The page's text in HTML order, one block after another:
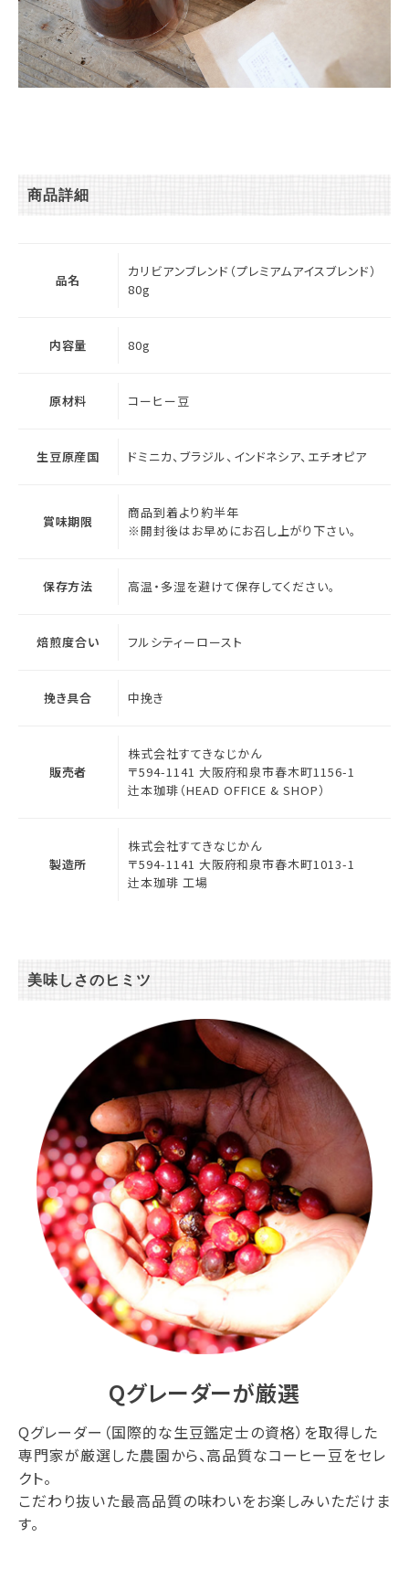
商品詳細
品名
カリビアンブレンド（プレミアムアイスブレンド）
80g
内容量 80g
原材料 コーヒー豆
生豆原産国 ドミニカ、ブラジル、インドネシア、エチオピア
賞味期限
商品到着より約半年
※開封後はお早めにお召し上がり下さい。
保存方法 高温・多湿を避けて保存してください。
焙煎度合い フルシティーロースト
挽き具合 中挽き
販売者
株式会社すてきなじかん
〒594-1141 大阪府和泉市春木町1156-1
辻本珈琲（HEAD OFFICE & SHOP）
製造所
株式会社すてきなじかん
〒594-1141 大阪府和泉市春木町1013-1
辻本珈琲 工場
美味しさのヒミツ
Qグレーダーが厳選
Qグレーダー（国際的な生豆鑑定士の資格）を取得した
専門家が厳選した農園から、高品質なコーヒー豆をセレ
クト。
こだわり抜いた最高品質の味わいをお楽しみいただけま
す。